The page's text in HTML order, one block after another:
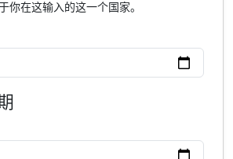
你在这输入的这一个国家。